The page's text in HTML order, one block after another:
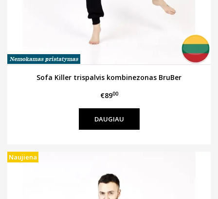
Sofa Killer trispalvis kombinezonas BruBer
€8900
DAUGIAU
Naujiena